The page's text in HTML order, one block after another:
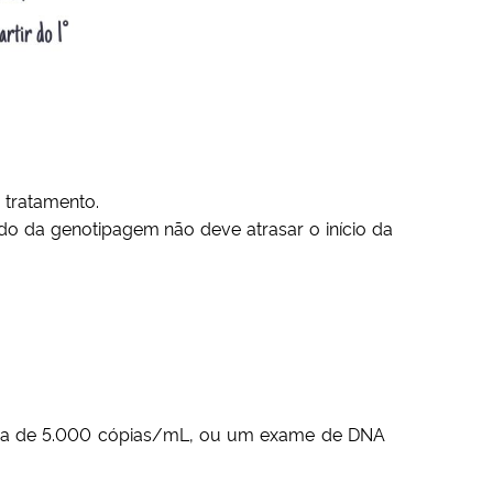
da genotipagem não deve atrasar o início da
de 5.000 cópias/mL, ou um exame de DNA